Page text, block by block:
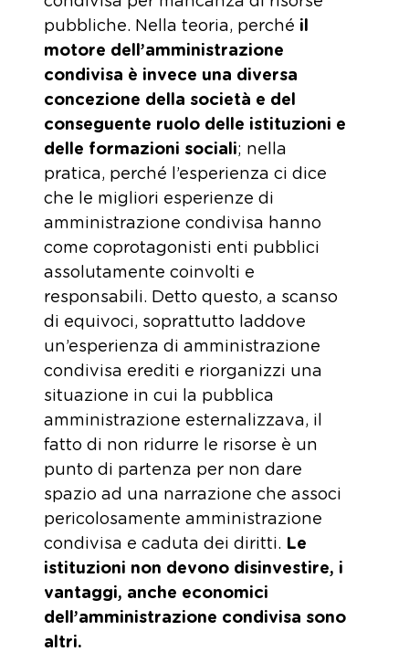
pubbliche. Nella teoria, perché il
motore dell’amministrazione
condivisa è invece una diversa
concezione della società e del
conseguente ruolo delle istituzioni e
delle formazioni sociali; nella
pratica, perché l’esperienza ci dice
che le migliori esperienze di
amministrazione condivisa hanno
come coprotagonisti enti pubblici
assolutamente coinvolti e
responsabili. Detto questo, a scanso
di equivoci, soprattutto laddove
un’esperienza di amministrazione
condivisa erediti e riorganizzi una
situazione in cui la pubblica
amministrazione esternalizzava, il
fatto di non ridurre le risorse è un
punto di partenza per non dare
spazio ad una narrazione che associ
pericolosamente amministrazione
condivisa e caduta dei diritti. Le
istituzioni non devono disinvestire, i
vantaggi, anche economici
dell’amministrazione condivisa sono
altri.